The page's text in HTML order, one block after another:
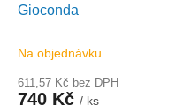
Gioconda
Na objednávku
611,57 Kč bez DPH
740 Kč / ks